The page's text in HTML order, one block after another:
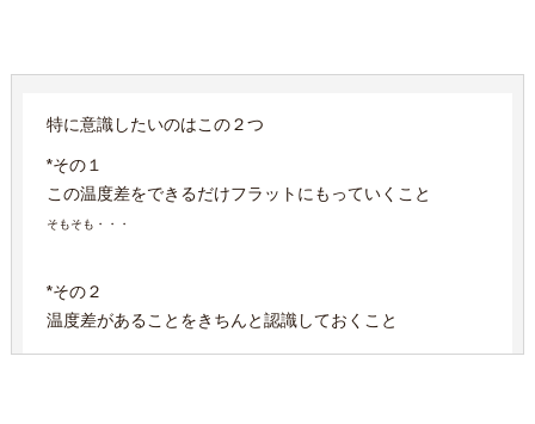
特に意識したいのはこの２つ
*その１
この温度差をできるだけフラットにもっていくこと
そもそも・・・
*その２
温度差があることをきちんと認識しておくこと